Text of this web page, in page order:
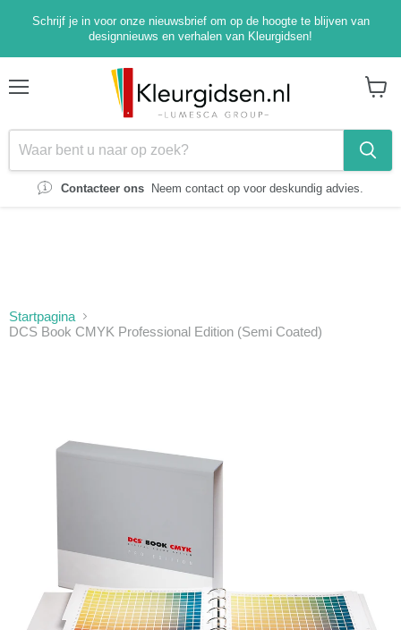
Schrijf je in voor onze nieuwsbrief om op de hoogte te blijven van
designnieuws en verhalen van Kleurgidsen!
Contacteer ons Neem contact op voor deskundig advies.
Startpagina
DCS Book CMYK Professional Edition (Semi Coated)